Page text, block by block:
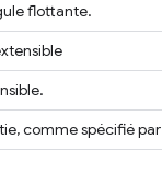
flottante.
comme spécifié